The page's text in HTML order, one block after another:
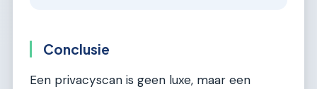
Conclusie
Een privacyscan is geen luxe, maar een